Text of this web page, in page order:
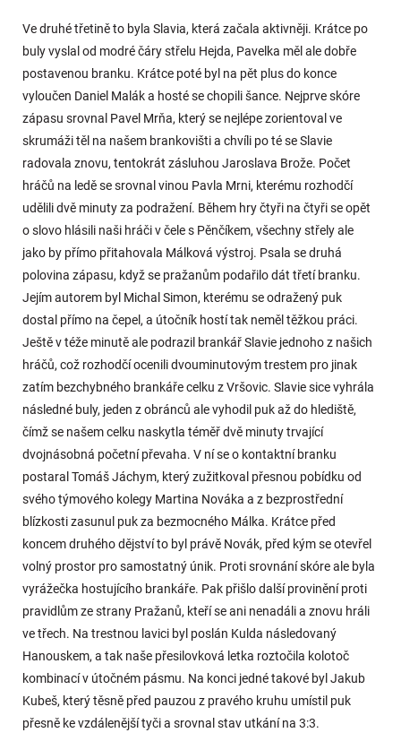
Ve druhé třetině to byla Slavia, která začala aktivněji. Krátce po
buly vyslal od modré čáry střelu Hejda, Pavelka měl ale dobře
postavenou branku. Krátce poté byl na pět plus do konce
vyloučen Daniel Malák a hosté se chopili šance. Nejprve skóre
zápasu srovnal Pavel Mrňa, který se nejlépe zorientoval ve
skrumáži těl na našem brankovišti a chvíli po té se Slavie
radovala znovu, tentokrát zásluhou Jaroslava Brože. Počet
hráčů na ledě se srovnal vinou Pavla Mrni, kterému rozhodčí
udělili dvě minuty za podražení. Během hry čtyři na čtyři se opět
o slovo hlásili naši hráči v čele s Pěnčíkem, všechny střely ale
jako by přímo přitahovala Málková výstroj. Psala se druhá
polovina zápasu, když se pražanům podařilo dát třetí branku.
Jejím autorem byl Michal Simon, kterému se odražený puk
dostal přímo na čepel, a útočník hostí tak neměl těžkou práci.
Ještě v téže minutě ale podrazil brankář Slavie jednoho z našich
hráčů, což rozhodčí ocenili dvouminutovým trestem pro jinak
zatím bezchybného brankáře celku z Vršovic. Slavie sice vyhrála
následné buly, jeden z obránců ale vyhodil puk až do hlediště,
čímž se našem celku naskytla téměř dvě minuty trvající
dvojnásobná početní převaha. V ní se o kontaktní branku
postaral Tomáš Jáchym, který zužitkoval přesnou pobídku od
svého týmového kolegy Martina Nováka a z bezprostřední
blízkosti zasunul puk za bezmocného Málka. Krátce před
koncem druhého dějství to byl právě Novák, před kým se otevřel
volný prostor pro samostatný únik. Proti srovnání skóre ale byla
vyrážečka hostujícího brankáře. Pak přišlo další provinění proti
pravidlům ze strany Pražanů, kteří se ani nenadáli a znovu hráli
ve třech. Na trestnou lavici byl poslán Kulda následovaný
Hanouskem, a tak naše přesilovková letka roztočila kolotoč
kombinací v útočném pásmu. Na konci jedné takové byl Jakub
Kubeš, který těsně před pauzou z pravého kruhu umístil puk
přesně ke vzdálenější tyči a srovnal stav utkání na 3:3.